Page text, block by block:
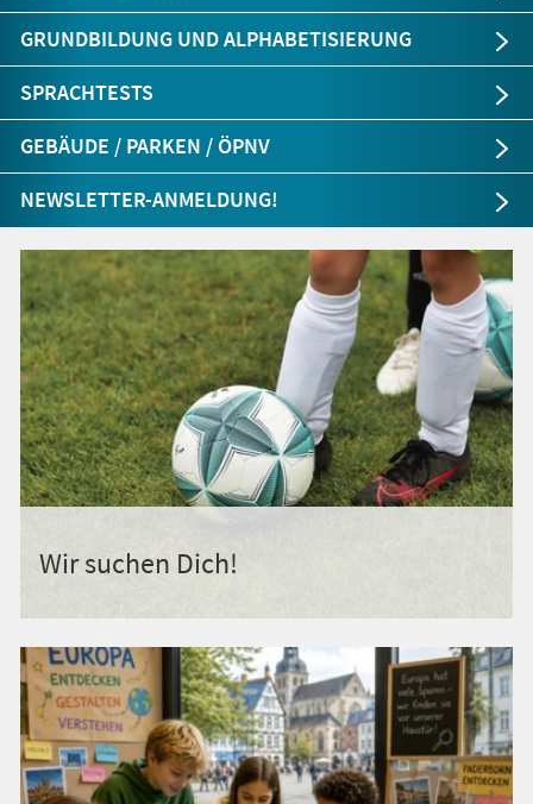
GRUNDBILDUNG UND ALPHABETISIERUNG
SPRACHTESTS
GEBÄUDE / PARKEN / ÖPNV
NEWSLETTER-ANMELDUNG!
Wir suchen Dich!